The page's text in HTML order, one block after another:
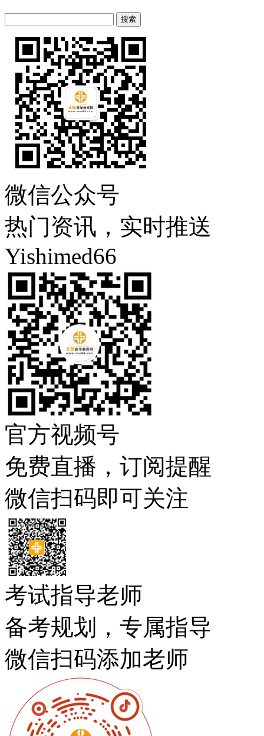
微信公众号
热门资讯，实时推送
Yishimed66
官方视频号
免费直播，订阅提醒
微信扫码即可关注
考试指导老师
备考规划，专属指导
微信扫码添加老师